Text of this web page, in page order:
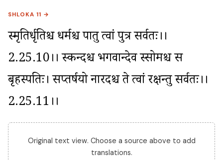
SHLOKA 11 →
स्मृतिर्धृतिश्च धर्मश्च पातु त्वां पुत्र सर्वतः।।
2.25.10।। स्कन्दश्च भगवान्देव स्सोमश्च स
बृहस्पतिः। सप्तर्षयो नारदश्च ते त्वां रक्षन्तु सर्वतः।।
2.25.11।।
Original text view. Choose a source above to add
translations.